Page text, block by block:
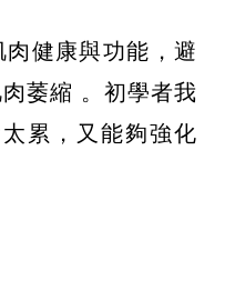
肉健康與功能，避
萎縮 。初學者我
累，又能夠強化